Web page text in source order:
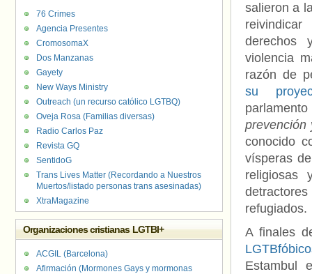
salieron a
violencia
razón de
su
prevención
conocido
vísperas
religiosas
refugiados.
A finales
Estambul
76 Crimes
Agencia Presentes
CromosomaX
Dos Manzanas
Gayety
New Ways Ministry
Outreach (un recurso católico LGTBQ)
Oveja Rosa (Familias diversas)
Radio Carlos Paz
Revista GQ
SentidoG
Trans Lives Matter (Recordando a Nuestros
Muertos/listado personas trans asesinadas)
XtraMagazine
Organizaciones cristianas LGTBI+
ACGIL (Barcelona)
Afirmación (Mormones Gays y mormonas